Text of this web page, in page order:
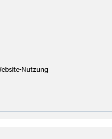
Nutzung